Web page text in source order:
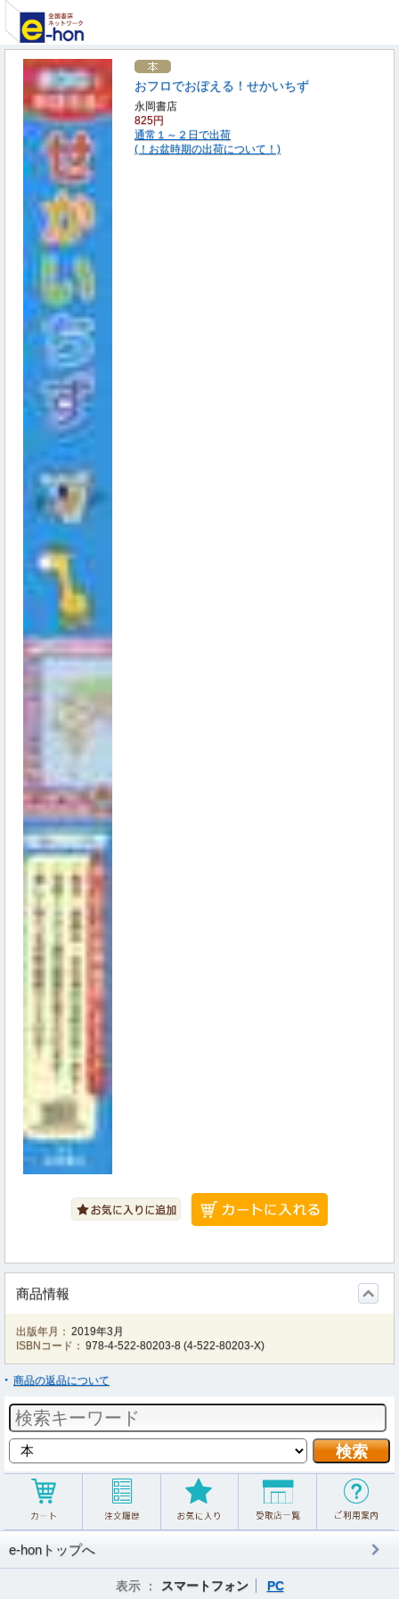
おフロでおぼえる！せかいちず
永岡書店
825円
通常１～２日で出荷
(！お盆時期の出荷について！)
商品情報
出版年月： 2019年3月
ISBNコード： 978-4-522-80203-8 (4-522-80203-X)
商品の返品について
e-honトップへ
表示 ： スマートフォン PC